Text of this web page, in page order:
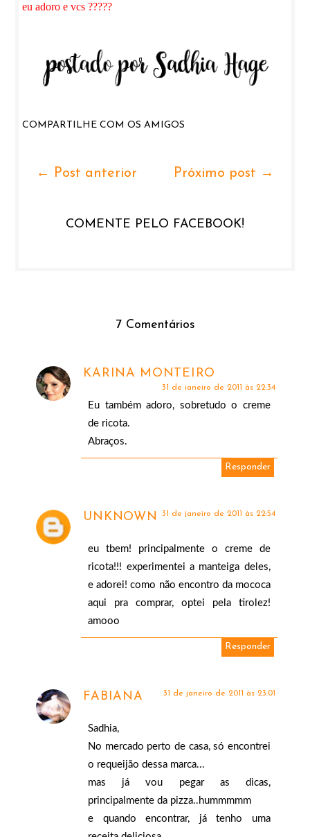
eu adoro e vcs ?????
COMPARTILHE COM OS AMIGOS
Próximo post →
← Post anterior
COMENTE PELO FACEBOOK!
7 Comentários
KARINA MONTEIRO
31 de janeiro de 2011 às 22:34
Eu também adoro, sobretudo o creme
de ricota.
Abraços.
Responder
UNKNOWN 31 de janeiro de 2011 às 22:54
eu tbem! principalmente o creme de
ricota!!! experimentei a manteiga deles,
e adorei! como não encontro da mococa
aqui pra comprar, optei pela tirolez!
amooo
Responder
FABIANA 31 de janeiro de 2011 às 23:01
Sadhia,
No mercado perto de casa, só encontrei
o requeijão dessa marca...
mas já vou pegar as dicas,
principalmente da pizza..hummmmm
e quando encontrar, já tenho uma